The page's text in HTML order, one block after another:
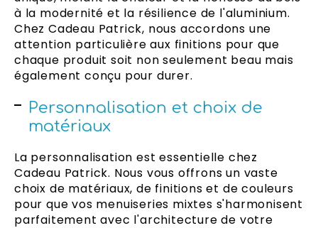
à la modernité et la résilience de l'aluminium.
Chez Cadeau Patrick, nous accordons une
attention particulière aux finitions pour que
chaque produit soit non seulement beau mais
également conçu pour durer.
Personnalisation et choix de
matériaux
La personnalisation est essentielle chez
Cadeau Patrick. Nous vous offrons un vaste
choix de matériaux, de finitions et de couleurs
pour que vos menuiseries mixtes s'harmonisent
parfaitement avec l'architecture de votre